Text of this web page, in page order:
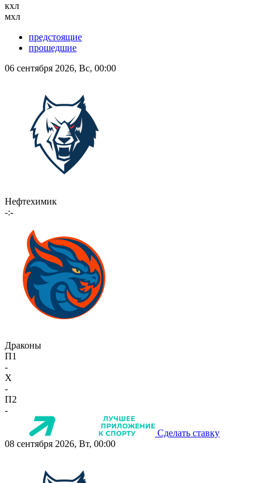
кхл
мхл
предстоящие
прошедшие
06 сентября 2026, Вс, 00:00
Нефтехимик
-:-
Драконы
П1
-
X
-
П2
-
Сделать ставку
08 сентября 2026, Вт, 00:00